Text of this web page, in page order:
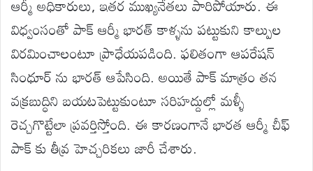
ఆర్మీ అధికారులు, ఇతర ముఖ్యనేతలు పారిపోయారు. ఈ
విధ్వంసంతో పాక్ ఆర్మీ భారత్ కాళ్ళను పట్టుకుని కాల్పుల
విరమించాలంటూ ప్రాధేయపడింది. ఫలితంగా ఆపరేషన్
సింధూర్ ను భారత్ ఆపేసింది. అయితే పాక్ మాత్రం తన
వక్రబుద్ధిని బయటపెట్టుకుంటూ సరిహద్దుల్లో మళ్ళీ
రెచ్చగొట్టేలా ప్రవర్తిస్తోంది. ఈ కారణంగానే భారత ఆర్మీ చీఫ్
పాక్ కు తీవ్ర హెచ్చరికలు జారీ చేశారు.